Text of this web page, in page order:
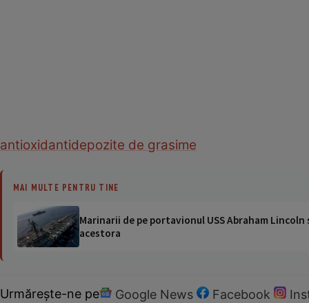
antioxidantidepozite de grasime
MAI MULTE PENTRU TINE
Marinarii de pe portavionul USS Abraham
acestora
Urmărește-ne pe Google News Facebook